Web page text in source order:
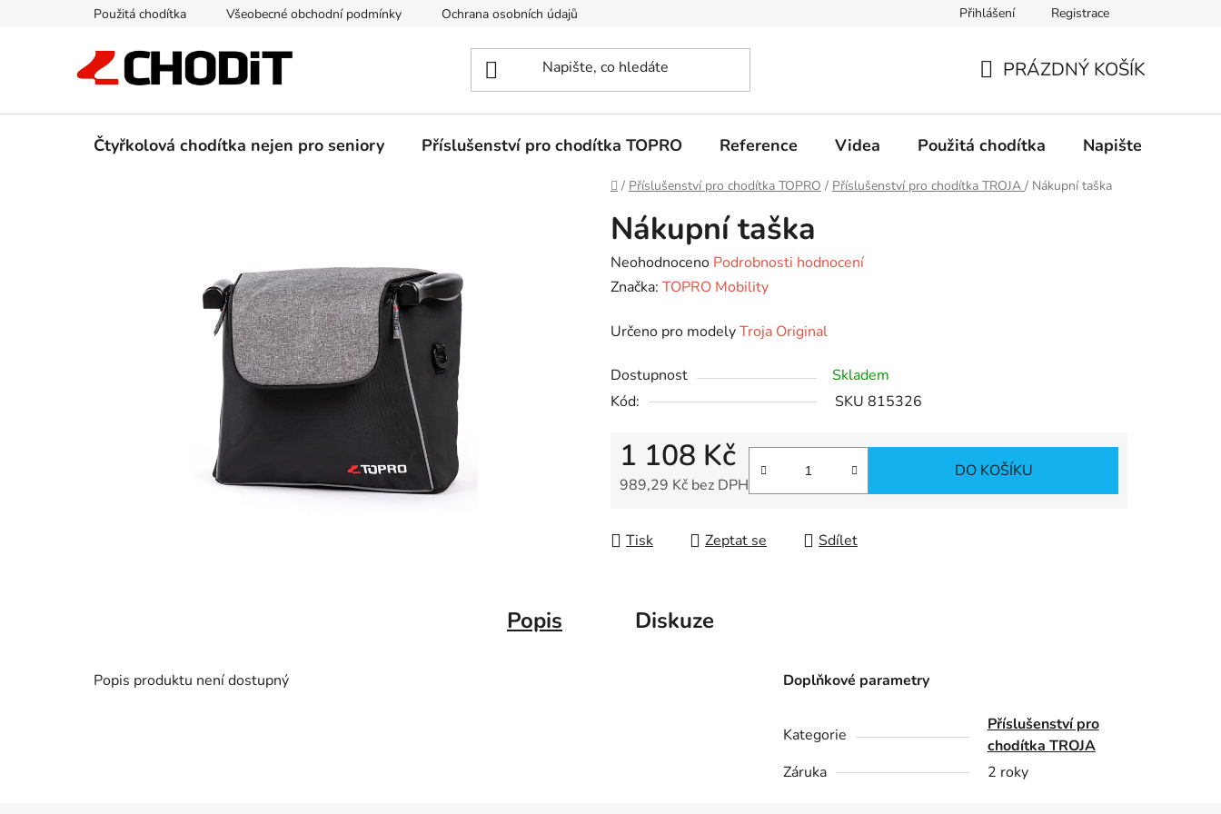
Použitá chodítka Všeobecné obchodní podmínky Ochrana osobních údajů Přihlášení Registrace
KOŠÍK
PRÁZDNÝ KOŠÍK
Čtyřkolová chodítka nejen pro seniory Příslušenství pro chodítka TOPRO Reference Videa Použitá chodítka Napište nám
Domů
/ Příslušenství pro chodítka TOPRO / Příslušenství pro chodítka TROJA / Nákupní taška
Nákupní taška
Průměrné
hodnocení
je
z
5
Neohodnoceno Podrobnosti hodnocení
Značka: TOPRO Mobility
Určeno pro modelyTroja Original
Dostupnost
Skladem
Kód:
SKU 815326
1 108 Kč
989,29 Kč bez DPH
DO KOŠÍKU
Tisk Zeptat se Sdílet
Popis Diskuze
Popis produktu není dostupný Doplňkové parametry
Kategorie
Příslušenství pro
chodítka TROJA
Záruka
2 roky